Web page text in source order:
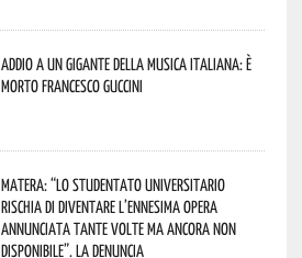
Addio a un gigante della musica italiana: è
morto Francesco Guccini
Matera: “Lo studentato universitario
rischia di diventare l’ennesima opera
annunciata tante volte ma ancora non
disponibile”. La denuncia